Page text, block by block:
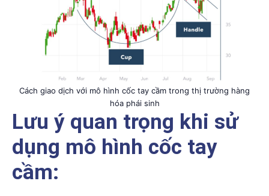
Cách giao dịch với mô hình cốc tay cầm trong thị trường hàng
hóa phái sinh
Lưu ý quan trọng khi sử
dụng mô hình cốc tay
cầm: